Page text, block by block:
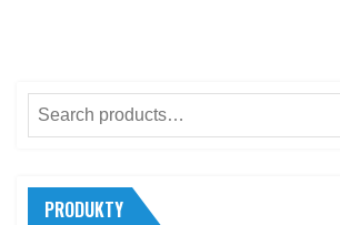
Search
for:
PRODUKTY